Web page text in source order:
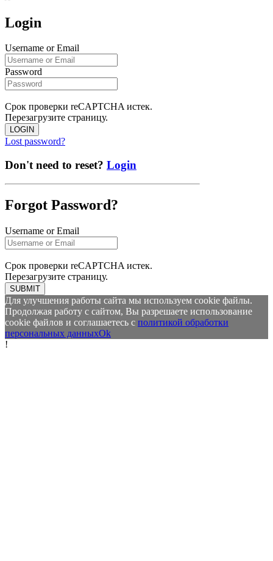
Login
Username or Email
Password
Срок проверки reCAPTCHA истек.
Перезагрузите страницу.
LOGIN
Lost password?
Don't need to reset? Login
Forgot Password?
Username or Email
Срок проверки reCAPTCHA истек.
Перезагрузите страницу.
SUBMIT
Для улучшения работы сайта мы используем cookie файлы.
Продолжая работу с сайтом, Вы разрешаете использование
cookie файлов и соглашаетесь с политикой обработки
персональных данныхOk
!